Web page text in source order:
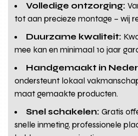
Volledige ontzorging:
tot aan precieze montage – wij
Duurzame kwaliteit:
mee kan en minimaal 10 jaar
Handgemaakt in
ondersteunt lokaal
maat gemaakte producten.
Snel schakelen: Gratis
snelle inmeting, professionele